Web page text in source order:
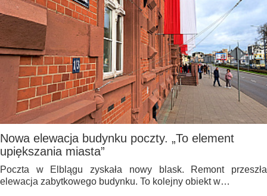
Nowa elewacja budynku poczty. „To element
upiększania miasta”
Poczta w Elblągu zyskała nowy blask. Remont przeszła
elewacja zabytkowego budynku. To kolejny obiekt w…